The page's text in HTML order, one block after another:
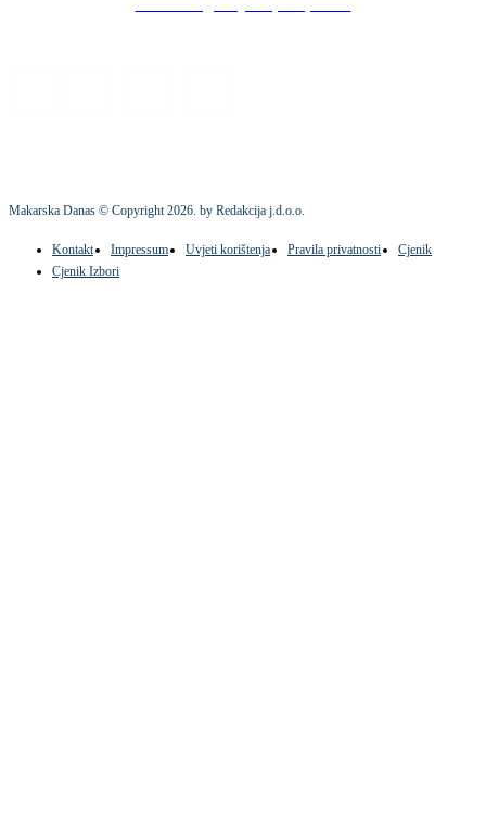
Makarska Danas © Copyright2026. by Redakcija j.d.o.o.
Kontakt Impressum Uvjeti korištenja Pravila privatnosti
Cjenik
Cjenik Izbori